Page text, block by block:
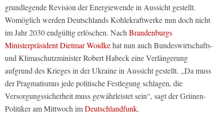
grundlegende Revision der Energiewende in Aussicht gestellt.
Womöglich werden Deutschlands Kohlekraftwerke nun doch nicht
im Jahr 2030 endgültig erlöschen. Nach Brandenburgs
Ministerpräsident Dietmar Woidkehat nun auch Bundeswirtschafts-
und Klimaschutzminister Robert Habeck eine Verlängerung
aufgrund des Krieges in der Ukraine in Aussicht gestellt. „Da muss
der Pragmatismus jede politische Festlegung schlagen, die
Versorgungssicherheit muss gewährleistet sein“, sagt der Grünen-
Politiker am Mittwoch imDeutschlandfunk.